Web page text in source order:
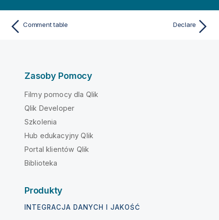
Comment table Declare
Zasoby Pomocy
Filmy pomocy dla Qlik
Qlik Developer
Szkolenia
Hub edukacyjny Qlik
Portal klientów Qlik
Biblioteka
Produkty
INTEGRACJA DANYCH I JAKOŚĆ